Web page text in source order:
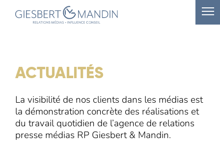
ACTUALITÉS
La visibilité de nos clients dans les médias est
la démonstration concrète des réalisations et
du travail quotidien de l’agence de relations
presse médias RP Giesbert & Mandin.